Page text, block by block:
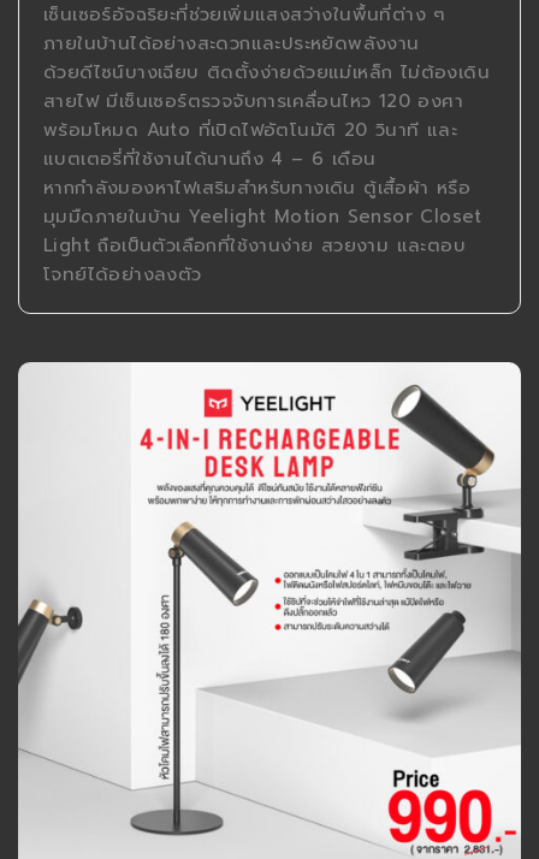
เซ็นเซอร์อัจฉริยะที่ช่วยเพิ่มแสงสว่างในพื้นที่ต่าง ๆ
ภายในบ้านได้อย่างสะดวกและประหยัดพลังงาน
ด้วยดีไซน์บางเฉียบ ติดตั้งง่ายด้วยแม่เหล็ก ไม่ต้องเดิน
สายไฟ มีเซ็นเซอร์ตรวจจับการเคลื่อนไหว 120 องศา
พร้อมโหมด Auto ที่เปิดไฟอัตโนมัติ 20 วินาที และ
แบตเตอรี่ที่ใช้งานได้นานถึง 4 – 6 เดือน
หากกำลังมองหาไฟเสริมสำหรับทางเดิน ตู้เสื้อผ้า หรือ
มุมมืดภายในบ้าน Yeelight Motion Sensor Closet
Light ถือเป็นตัวเลือกที่ใช้งานง่าย สวยงาม และตอบ
โจทย์ได้อย่างลงตัว